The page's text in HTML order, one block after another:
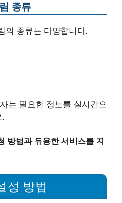
종류
의 종류는 다양합니다.
는 필요한 정보를 실시간으
.
방법과 유용한 서비스를 지
정 방법